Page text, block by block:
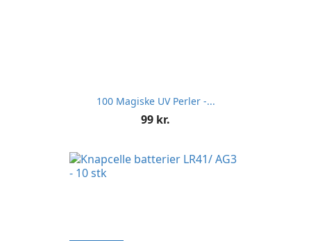
100 Magiske UV Perler -...
Pris
99 kr.